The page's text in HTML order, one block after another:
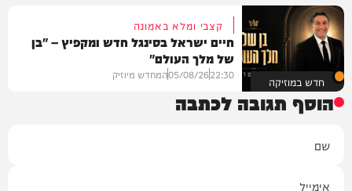
חדש במוזיקה
קצבי ומלא באמונה
חיים ישראל בסינגל חדש ומקפיץ – "בן
של מלך העולם"
22:30
05/08/26המחדש מיוזיק
הוסף תגובה לכתבה